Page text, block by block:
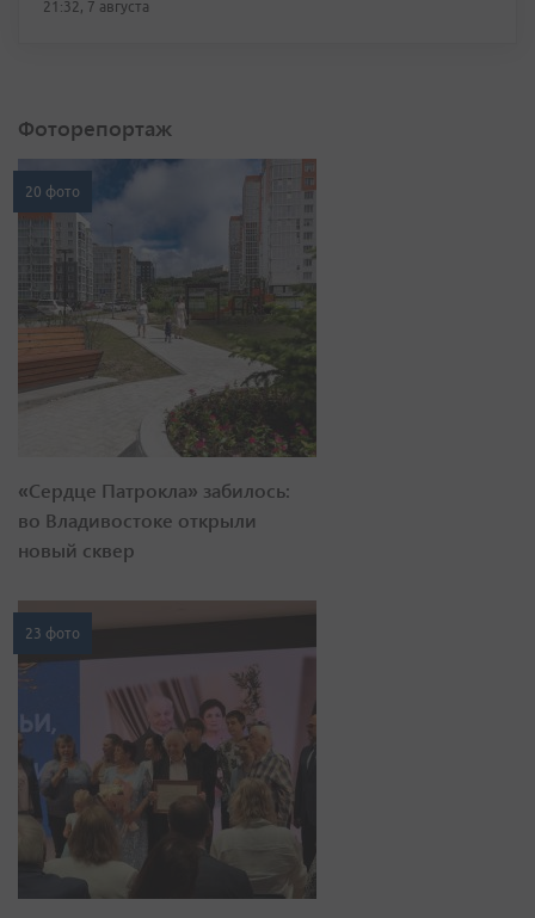
21:32, 7 августа
Фоторепортаж
20 фото
«Сердце Патрокла» забилось:
во Владивостоке открыли
новый сквер
23 фото